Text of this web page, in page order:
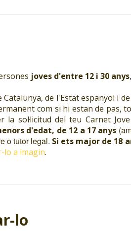
joves d'entre 12 i 30 anys
de l'Estat espanyol i
com si hi estan de
sol·licitud del teu Carnet
d'edat, de 12 a 17 anys
o tutor legal. Si ets major de 18
lo a imagin.
lo